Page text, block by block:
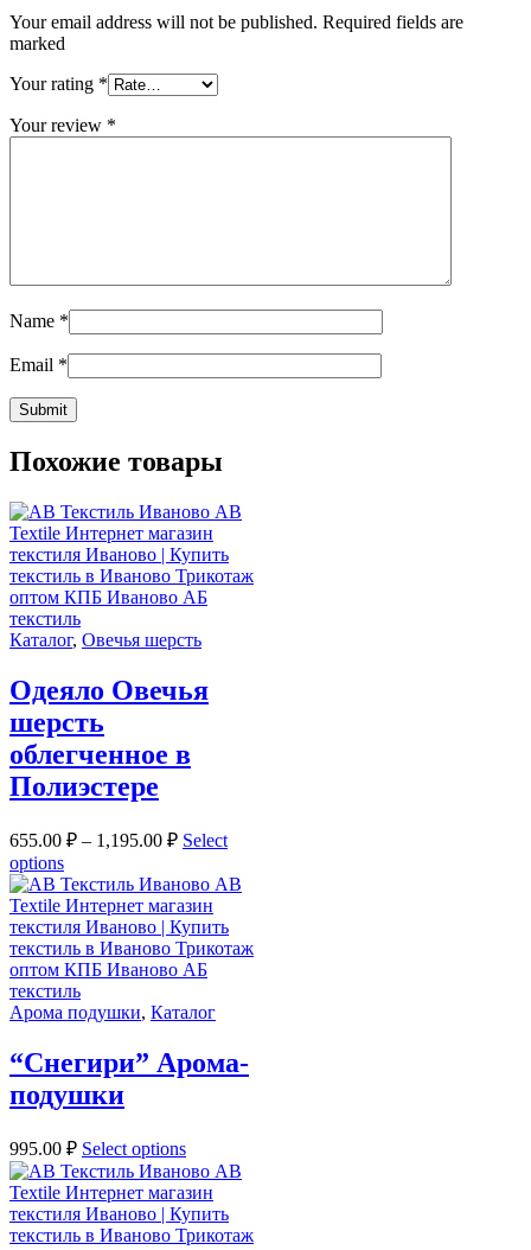
Your email address will not be published. Required fields are
marked
Your rating *
Your review *
Name *
Email *
Похожие товары
Каталог, Овечья шерсть
Одеяло Овечья
шерсть
облегченное в
Полиэстере
655.00 ₽ – 1,195.00 ₽ Select
options
Арома подушки, Каталог
“Снегири” Арома-
подушки
995.00 ₽ Select options